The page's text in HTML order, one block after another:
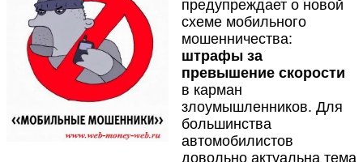
предупреждает о новой
схеме мобильного
мошенничества:
штрафы за
превышение скорости
в карман
злоумышленников. Для
большинства
автомобилистов
довольно актуальна тема